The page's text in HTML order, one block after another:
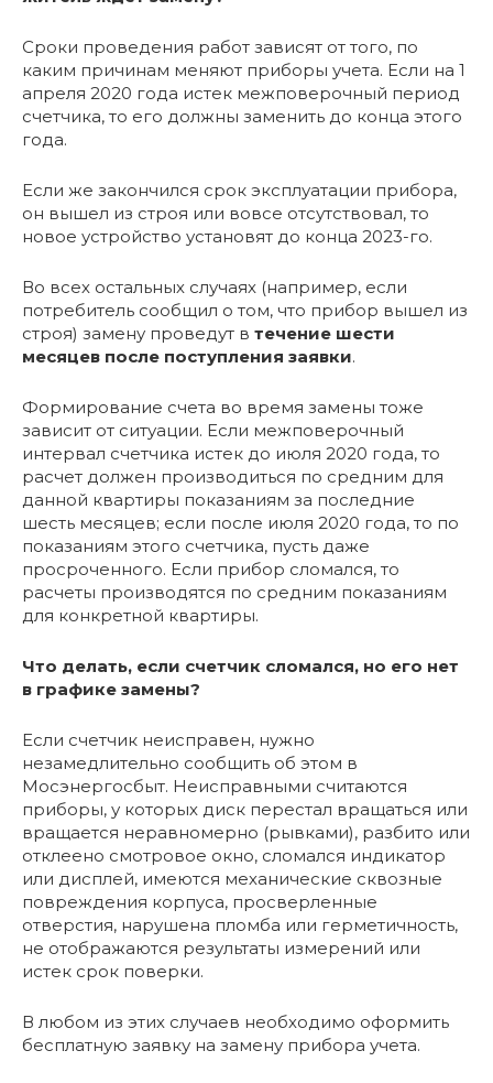
Сроки проведения работ зависят от того, по
каким причинам меняют приборы учета. Если на 1
апреля 2020 года истек межповерочный период
счетчика, то его должны заменить до конца этого
года.
Если же закончился срок эксплуатации прибора,
он вышел из строя или вовсе отсутствовал, то
новое устройство установят до конца 2023-го.
Во всех остальных случаях (например, если
потребитель сообщил о том, что прибор вышел из
строя) замену проведут в течение шести
месяцев после поступления заявки.
Формирование счета во время замены тоже
зависит от ситуации. Если межповерочный
интервал счетчика истек до июля 2020 года, то
расчет должен производиться по средним для
данной квартиры показаниям за последние
шесть месяцев; если после июля 2020 года, то по
показаниям этого счетчика, пусть даже
просроченного. Если прибор сломался, то
расчеты производятся по средним показаниям
для конкретной квартиры.
Что делать, если счетчик сломался, но его нет
в графике замены?
Если счетчик неисправен, нужно
незамедлительно сообщить об этом в
Мосэнергосбыт. Неисправными считаются
приборы, у которых диск перестал вращаться или
вращается неравномерно (рывками), разбито или
отклеено смотровое окно, сломался индикатор
или дисплей, имеются механические сквозные
повреждения корпуса, просверленные
отверстия, нарушена пломба или герметичность,
не отображаются результаты измерений или
истек срок поверки.
В любом из этих случаев необходимо оформить
бесплатную заявку на замену прибора учета.